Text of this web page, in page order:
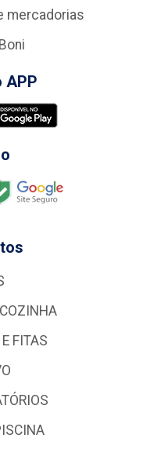
mercadorias
APP
FITAS